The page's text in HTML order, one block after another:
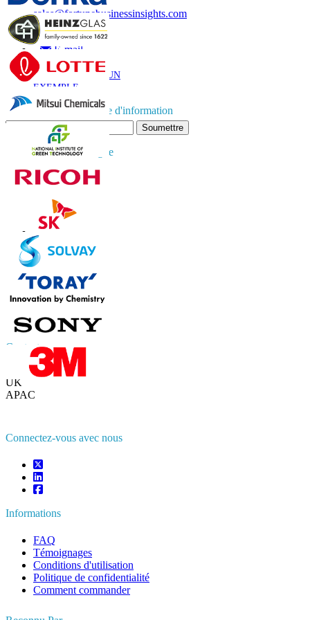
sales@fortunebusinessinsights.com
Appel
E-mail
TÉLÉCHARGER UN
EXEMPLE
Abonnez-vous à la lettre d'information
Soumettre
Faites confiance en ligne
Contactez-nous
+1 833 909 2966 ( Numéro sans frais )
UK
APAC
Connectez-vous avec nous
Informations
FAQ
Témoignages
Conditions d'utilisation
Politique de confidentialité
Comment commander